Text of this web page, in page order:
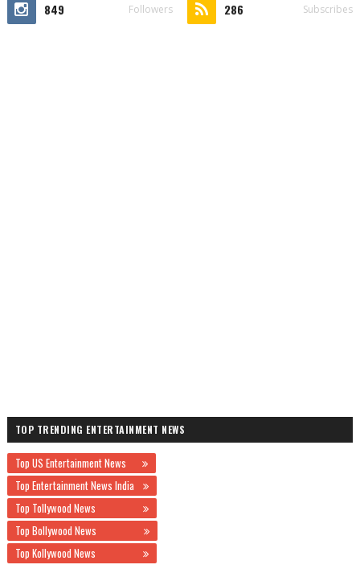
849 Followers 286 Subscribes
TOP TRENDING ENTERTAINMENT NEWS
Top US Entertainment News
Top Entertainment News India
Top Tollywood News
Top Bollywood News
Top Kollywood News